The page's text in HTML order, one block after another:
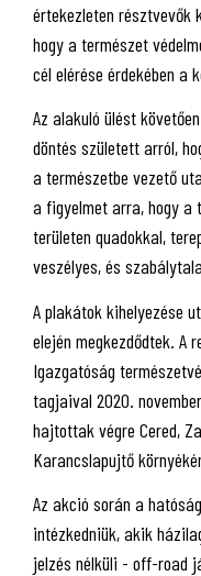
értekezleten résztvevők
hogy a természet
cél elérése érdekében a
Az alakuló ülést
döntés született arról,
a természetbe vezető
a figyelmet arra, hogy a
területen quadokkal,
veszélyes, és
A plakátok kihelyezése
elején megkezdődtek. A
Igazgatóság
tagjaival 2020.
hajtottak végre Cered,
Karancslapujtő
Az akció során a
intézkedniük, akik
jelzés nélküli - off-road